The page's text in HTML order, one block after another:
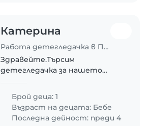
Катерина
Работа детегледачка в Пловдив
Здравейте.Търсим
детегледачка за нашето
Брой деца: 1
Възраст на децата: Бебе
Последна дейност: преди 4